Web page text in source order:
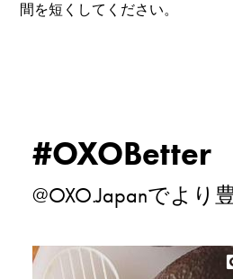
間を短くしてください。
#OXOBetter
@OXO.Japanでより